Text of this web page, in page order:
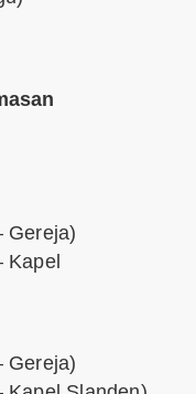
Gereja)
Kapel
Gereja)